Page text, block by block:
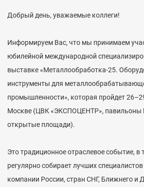
Добрый день, уважаемые коллеги!
Информируем Вас, что мы принимаем
юбилейной международной
выставке «Металлообработка-25.
инструменты для
промышленности», которая пройдет
Москве (ЦВК «ЭКСПОЦЕНТР», павильоны
открытые площади).
Это традиционное отраслевое событие, в
регулярно собирает лучших
компании России, стран СНГ, Ближнего и